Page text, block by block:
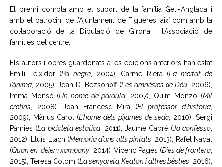
El premi compta amb el suport de la família Geli-Anglada i
amb el patrocini de l’Ajuntament de Figueres, així com amb la
col·laboració de la Diputació de Girona i l’Associació de
famílies del centre.
Els autors i obres guardonats a les edicions anteriors han estat
Emili Teixidor (Pa negre, 2004), Carme Riera (La meitat de
l’ànima , 2005), Joan D. Bezsonoff (Les amnèsies de Déu , 2006),
Imma Monsó (Un home de paraula , 2007), Quim Monzó (Mil
cretins , 2008), Joan Francesc Mira (El professor d’història
2009), Màrius Carol (L’home dels pijames de seda , 2010), Sergi
Pàmies (La bicicleta estàtica , 2011), Jaume Cabré (Jo confesso
2012), Lluís Llach (Memòria d’uns ulls pintats , 2013), Rafel Nadal
(Quan en dèiem xampany , 2014), Vicenç Pagès (Dies de frontera
2015), Teresa Colom (La senyoreta Keaton i altres bèsties , 2016),